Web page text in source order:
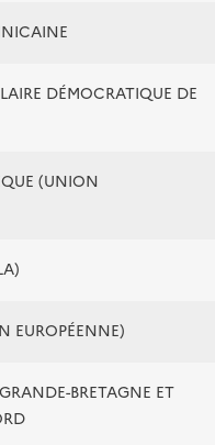
DÉMOCRATIQUE DE
(UNION
EUROPÉENNE)
BRETAGNE ET